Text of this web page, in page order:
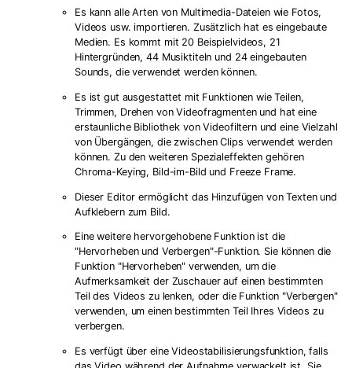
Es kann alle Arten von Multimedia-Dateien wie Fotos,
Videos usw. importieren. Zusätzlich hat es eingebaute
Medien. Es kommt mit 20 Beispielvideos, 21
Hintergründen, 44 Musiktiteln und 24 eingebauten
Sounds, die verwendet werden können.
Es ist gut ausgestattet mit Funktionen wie Teilen,
Trimmen, Drehen von Videofragmenten und hat eine
erstaunliche Bibliothek von Videofiltern und eine Vielzahl
von Übergängen, die zwischen Clips verwendet werden
können. Zu den weiteren Spezialeffekten gehören
Chroma-Keying, Bild-im-Bild und Freeze Frame.
Dieser Editor ermöglicht das Hinzufügen von Texten und
Aufklebern zum Bild.
Eine weitere hervorgehobene Funktion ist die
"Hervorheben und Verbergen"-Funktion. Sie können die
Funktion "Hervorheben" verwenden, um die
Aufmerksamkeit der Zuschauer auf einen bestimmten
Teil des Videos zu lenken, oder die Funktion "Verbergen"
verwenden, um einen bestimmten Teil Ihres Videos zu
verbergen.
Es verfügt über eine Videostabilisierungsfunktion, falls